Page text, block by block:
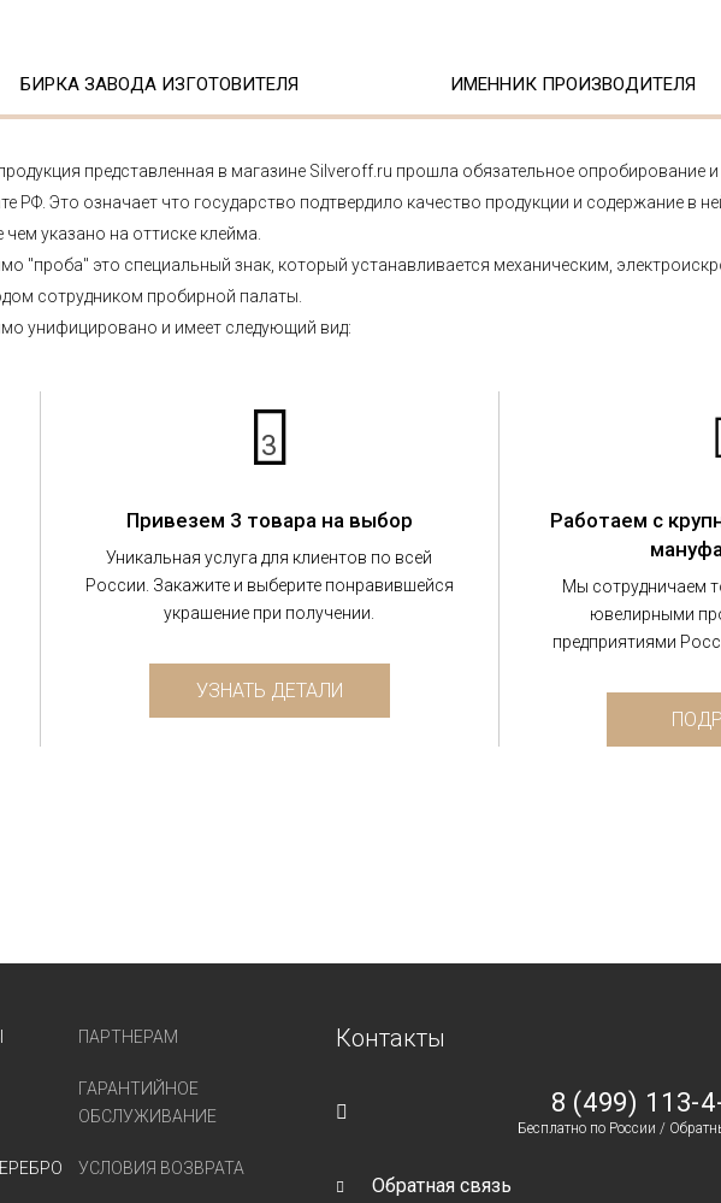
БИРКА ЗАВОДА ИЗГОТОВИТЕЛЯ ИМЕННИК ПРОИЗВОДИТЕЛЯ
представленная в магазине Silveroff.ru прошла обязательное опробирование
РФ. Это означает что государство подтвердило качество продукции и содержание в
чем указано на оттиске клейма.
"проба" это специальный знак, который устанавливается механическим,
сотрудником пробирной палаты.
унифицировано и имеет следующий вид:
3
Привезем 3 товара на выбор
Уникальная услуга для клиентов по всей
России. Закажите и выберите понравившейся
украшение при получении.
УЗНАТЬ ДЕТАЛИ
Работаем с
Мы сотрудничаем
ювелирными
предприятиями
ПАРТНЕРАМ
ГАРАНТИЙНОЕ
ОБСЛУЖИВАНИЕ
УСЛОВИЯ ВОЗВРАТА
Контакты
8 (499) 113-
Бесплатно по России /
Обратная связь